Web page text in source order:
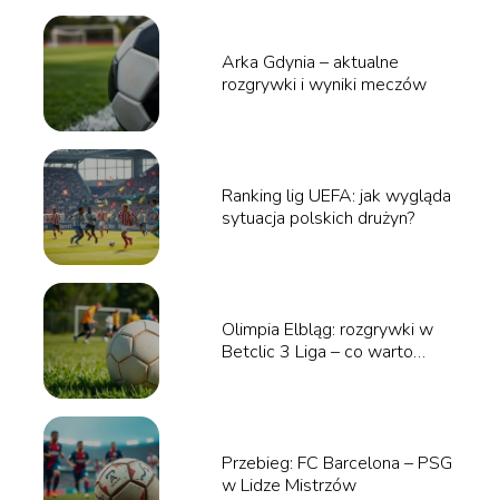
Arka Gdynia – aktualne
rozgrywki i wyniki meczów
Ranking lig UEFA: jak wygląda
sytuacja polskich drużyn?
Olimpia Elbląg: rozgrywki w
Betclic 3 Liga – co warto
Przebieg: FC Barcelona – PSG
w Lidze Mistrzów